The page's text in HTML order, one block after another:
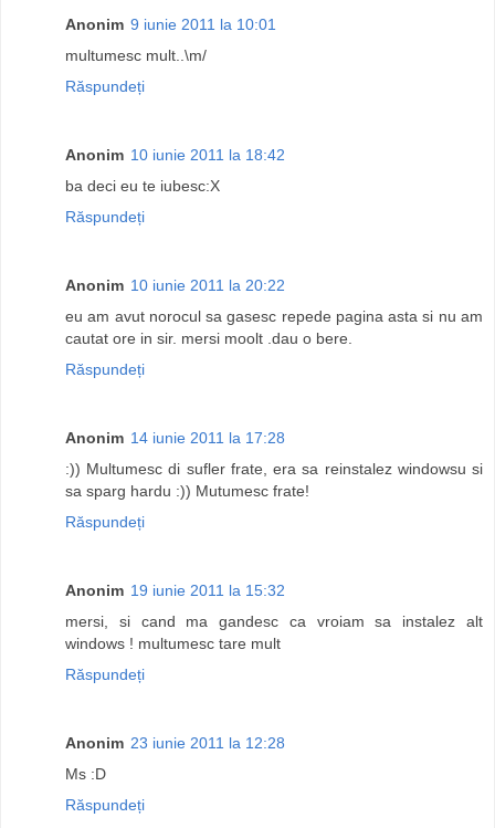
Anonim 9 iunie 2011 la 10:01
multumesc mult..\m/
Răspundeți
Anonim 10 iunie 2011 la 18:42
ba deci eu te iubesc:X
Răspundeți
Anonim 10 iunie 2011 la 20:22
eu am avut norocul sa gasesc repede pagina asta si nu am
cautat ore in sir. mersi moolt .dau o bere.
Răspundeți
Anonim 14 iunie 2011 la 17:28
:)) Multumesc di sufler frate, era sa reinstalez windowsu si
sa sparg hardu :)) Mutumesc frate!
Răspundeți
Anonim 19 iunie 2011 la 15:32
mersi, si cand ma gandesc ca vroiam sa instalez alt
windows ! multumesc tare mult
Răspundeți
Anonim 23 iunie 2011 la 12:28
Ms :D
Răspundeți